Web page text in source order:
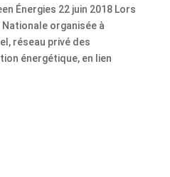
Énergies 22 juin 2018 Lors
organisée à
réseau privé des
énergétique, en lien